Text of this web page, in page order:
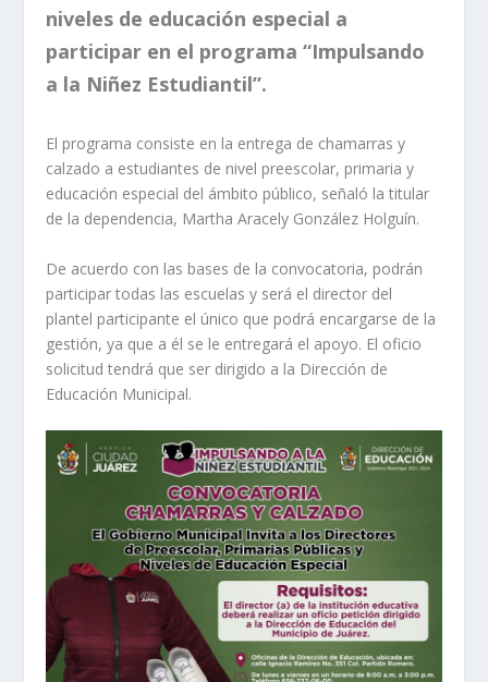
niveles de educación especial a
participar en el programa “Impulsando
a la Niñez Estudiantil”.
El programa consiste en la entrega de chamarras y
calzado a estudiantes de nivel preescolar, primaria y
educación especial del ámbito público, señaló la titular
de la dependencia, Martha Aracely González Holguín.
De acuerdo con las bases de la convocatoria, podrán
participar todas las escuelas y será el director del
plantel participante el único que podrá encargarse de la
gestión, ya que a él se le entregará el apoyo. El oficio
solicitud tendrá que ser dirigido a la Dirección de
Educación Municipal.